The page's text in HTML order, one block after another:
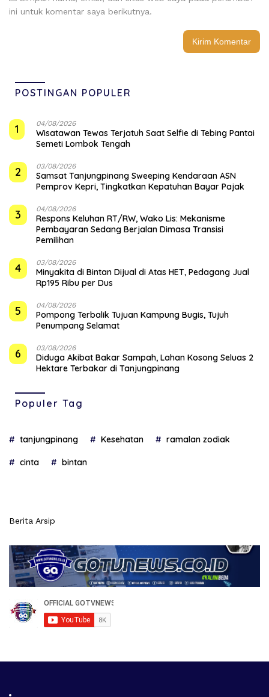
ini untuk komentar saya berikutnya.
POSTINGAN POPULER
1 04/08/2026
Wisatawan Tewas Terjatuh Saat Selfie di Tebing Pantai
Semeti Lombok Tengah
2 03/08/2026
Samsat Tanjungpinang Sweeping Kendaraan ASN
Pemprov Kepri, Tingkatkan Kepatuhan Bayar Pajak
3 04/08/2026
‎Respons Keluhan RT/RW, Wako Lis: Mekanisme
Pembayaran Sedang Berjalan Dimasa Transisi
Pemilihan
4 03/08/2026
Minyakita di Bintan Dijual di Atas HET, Pedagang Jual
Rp195 Ribu per Dus
5 04/08/2026
Pompong Terbalik Tujuan Kampung Bugis, Tujuh
Penumpang Selamat
6 03/08/2026
Diduga Akibat Bakar Sampah, Lahan Kosong Seluas 2
Hektare Terbakar di Tanjungpinang
Populer Tag
tanjungpinang Kesehatan ramalan zodiak
cinta bintan
Berita Arsip